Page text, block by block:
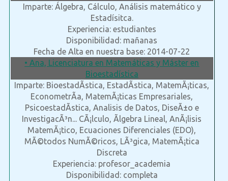
Imparte: Álgebra, Cálculo, Análisis matemático y
Estadísitca.
Experiencia: estudiantes
Disponibilidad: mañanas
Fecha de Alta en nuestra base: 2014-07-22
• Ana, Licenciatura en Matemáticas y Máster en
Bioestadística
Imparte: BioestadÃ­stica, EstadÃ­stica, MatemÃ¡ticas,
EconometrÃ­a, MatemÃ¡ticas Empresariales,
PsicoestadÃ­stica, Analisis de Datos, DiseÃ±o e
InvestigacÃ³n... CÃ¡lculo, Ãlgebra Lineal, AnÃ¡lisis
MatemÃ¡tico, Ecuaciones Diferenciales (EDO),
MÃ©todos NumÃ©ricos, LÃ³gica, MatemÃ¡tica
Discreta
Experiencia: profesor_academia
Disponibilidad: completa